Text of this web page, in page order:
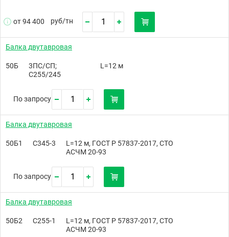
от 94 400 руб/тн
Балка двутавровая
50Б
3ПС/СП;
С255/245
L=12 м
По запросу
Балка двутавровая
50Б1 С345-3
L=12 м, ГОСТ Р 57837-2017, СТО
АСЧМ 20-93
По запросу
Балка двутавровая
50Б2 С255-1
L=12 м, ГОСТ Р 57837-2017, СТО
АСЧМ 20-93